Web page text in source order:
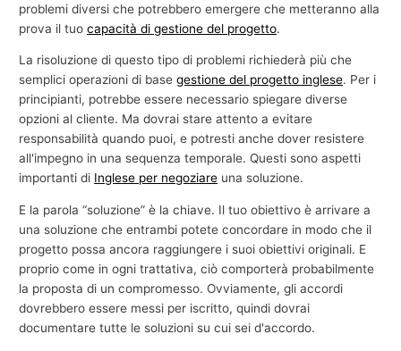
problemi diversi che potrebbero emergere che metteranno alla
prova il tuocapacità di gestione del progetto.
La risoluzione di questo tipo di problemi richiederà più che
semplici operazioni di basegestione del progetto inglese. Per i
principianti, potrebbe essere necessario spiegare diverse
opzioni al cliente. Ma dovrai stare attento a evitare
responsabilità quando puoi, e potresti anche dover resistere
all'impegno in una sequenza temporale. Questi sono aspetti
importanti di Inglese per negoziare una soluzione.
E la parola “soluzione” è la chiave. Il tuo obiettivo è arrivare a
una soluzione che entrambi potete concordare in modo che il
progetto possa ancora raggiungere i suoi obiettivi originali. E
proprio come in ogni trattativa, ciò comporterà probabilmente
la proposta di un compromesso. Ovviamente, gli accordi
dovrebbero essere messi per iscritto, quindi dovrai
documentare tutte le soluzioni su cui sei d'accordo.